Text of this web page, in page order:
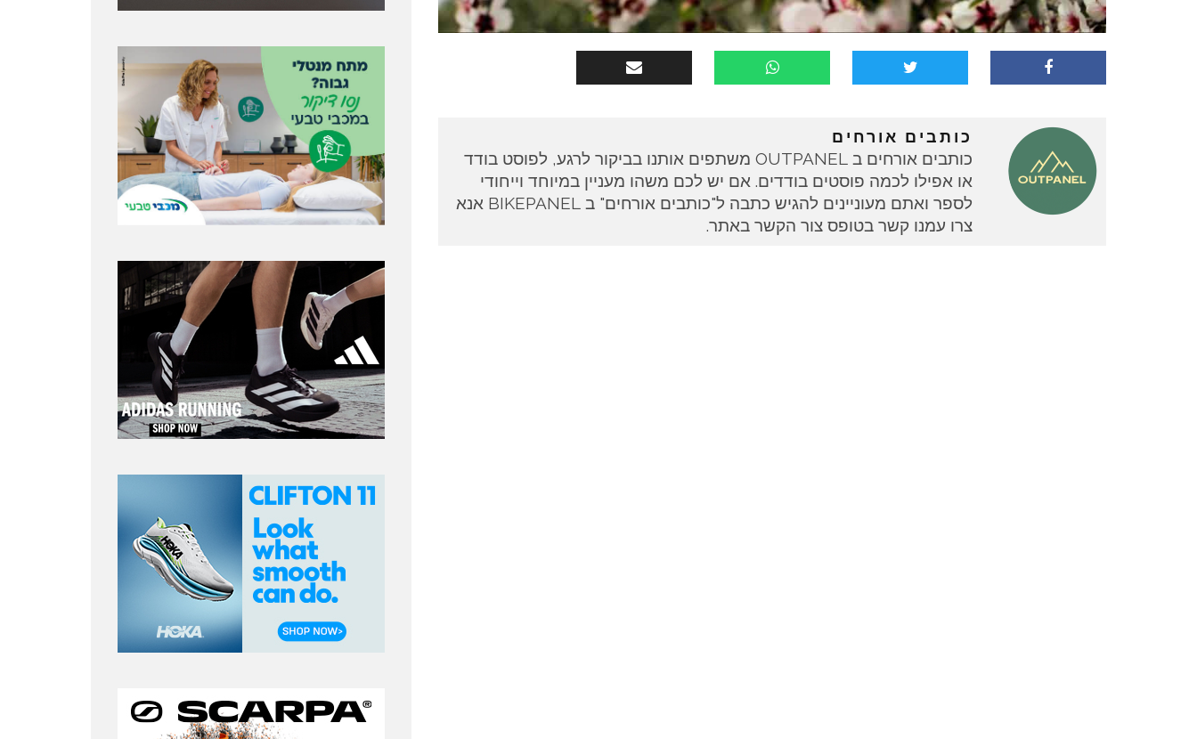
כותבים אורחים
כותבים אורחים ב OUTPANEL משתפים אותנו בביקור לרגע, לפוסט בודד
או אפילו לכמה פוסטים בודדים. אם יש לכם משהו מעניין במיוחד וייחודי
לספר ואתם מעוניינים להגיש כתבה ל"כותבים אורחים" ב BIKEPANEL אנא
צרו עמנו קשר בטופס צור הקשר באתר.